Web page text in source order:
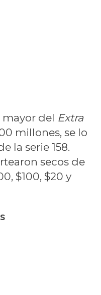
del Extra
millones, se lo
la serie 158.
secos de
$100, $20 y